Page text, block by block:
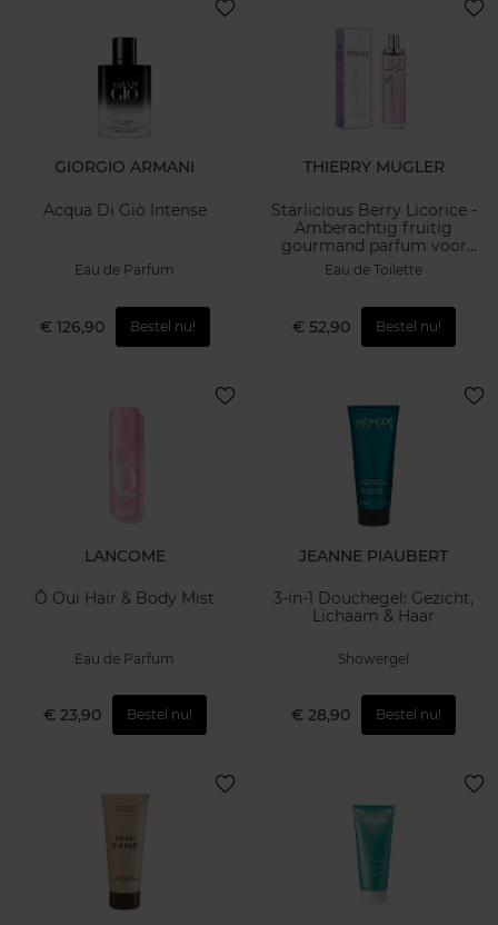
GIORGIO ARMANI
Acqua Di Giò Intense
Eau de Parfum
€ 126,90 Bestel nu!
THIERRY MUGLER
Starlicious Berry Licorice -
Amberachtig fruitig
gourmand parfum voor
dames
Eau de Toilette
€ 52,90 Bestel nu!
LANCOME
Ô Oui Hair & Body Mist
Eau de Parfum
€ 23,90 Bestel nu!
JEANNE PIAUBERT
3-in-1 Douchegel: Gezicht,
Lichaam & Haar
Showergel
€ 28,90 Bestel nu!